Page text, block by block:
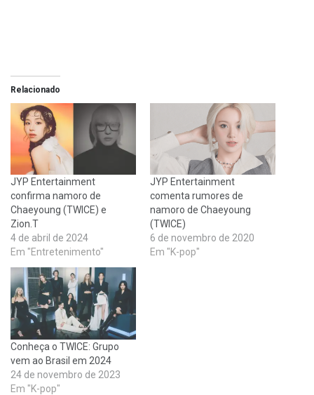
Relacionado
JYP Entertainment
confirma namoro de
Chaeyoung (TWICE) e
Zion.T
4 de abril de 2024
Em "Entretenimento"
JYP Entertainment
comenta rumores de
namoro de Chaeyoung
(TWICE)
6 de novembro de 2020
Em "K-pop"
Conheça o TWICE: Grupo
vem ao Brasil em 2024
24 de novembro de 2023
Em "K-pop"